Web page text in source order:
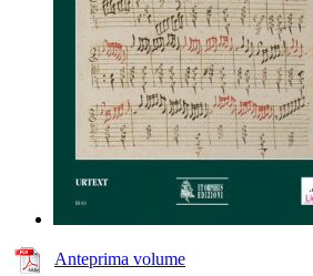
Anteprima volume